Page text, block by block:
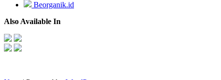
Beorganik.id
Also Available In